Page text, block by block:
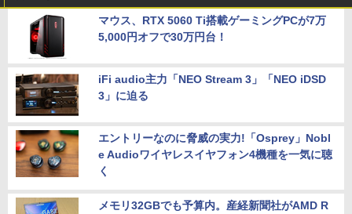
マウス、RTX 5060 Ti搭載ゲーミングPCが7万
5,000円オフで30万円台！
iFi audio主力「NEO Stream 3」「NEO iDSD
3」に迫る
エントリーなのに脅威の実力!「Osprey」Nobl
e Audioワイヤレスイヤフォン4機種を一気に聴
く
メモリ32GBでも予算内。産経新聞社がAMD R